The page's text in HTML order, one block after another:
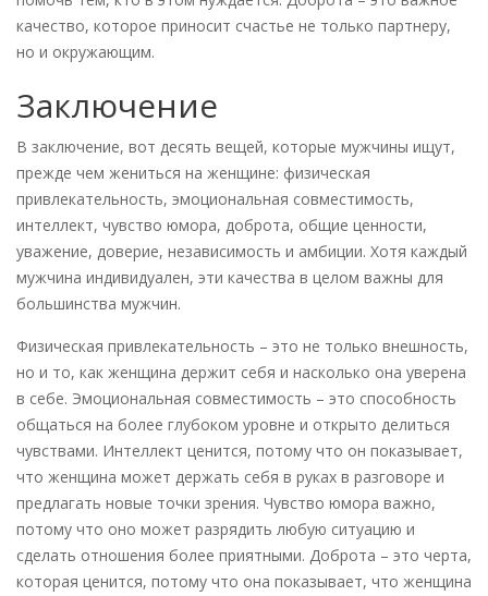
качество, которое приносит счастье не только партнеру,
но и окружающим.
Заключение
В заключение, вот десять вещей, которые мужчины ищут,
прежде чем жениться на женщине: физическая
привлекательность, эмоциональная совместимость,
интеллект, чувство юмора, доброта, общие ценности,
уважение, доверие, независимость и амбиции. Хотя каждый
мужчина индивидуален, эти качества в целом важны для
большинства мужчин.
Физическая привлекательность – это не только внешность,
но и то, как женщина держит себя и насколько она уверена
в себе. Эмоциональная совместимость – это способность
общаться на более глубоком уровне и открыто делиться
чувствами. Интеллект ценится, потому что он показывает,
что женщина может держать себя в руках в разговоре и
предлагать новые точки зрения. Чувство юмора важно,
потому что оно может разрядить любую ситуацию и
сделать отношения более приятными. Доброта – это черта,
которая ценится, потому что она показывает, что женщина